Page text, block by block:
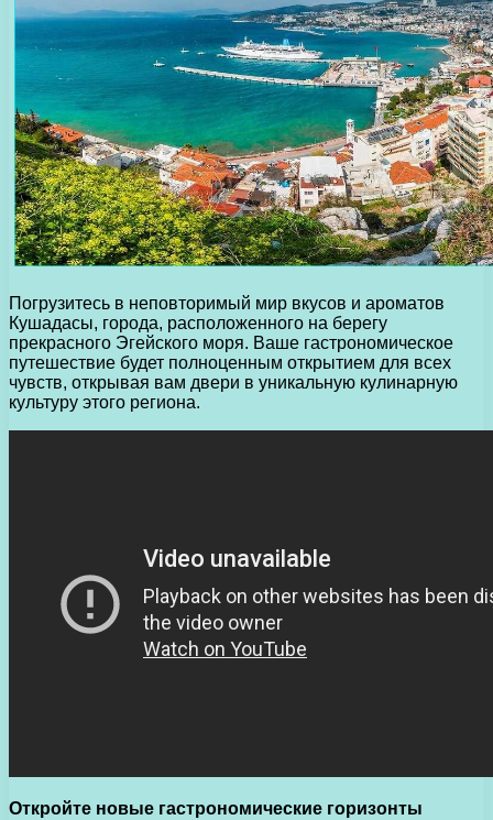
Погрузитесь в неповторимый мир вкусов и ароматов
Кушадасы, города, расположенного на берегу
прекрасного Эгейского моря. Ваше гастрономическое
путешествие будет полноценным открытием для всех
чувств, открывая вам двери в уникальную кулинарную
культуру этого региона.
Откройте новые гастрономические горизонты